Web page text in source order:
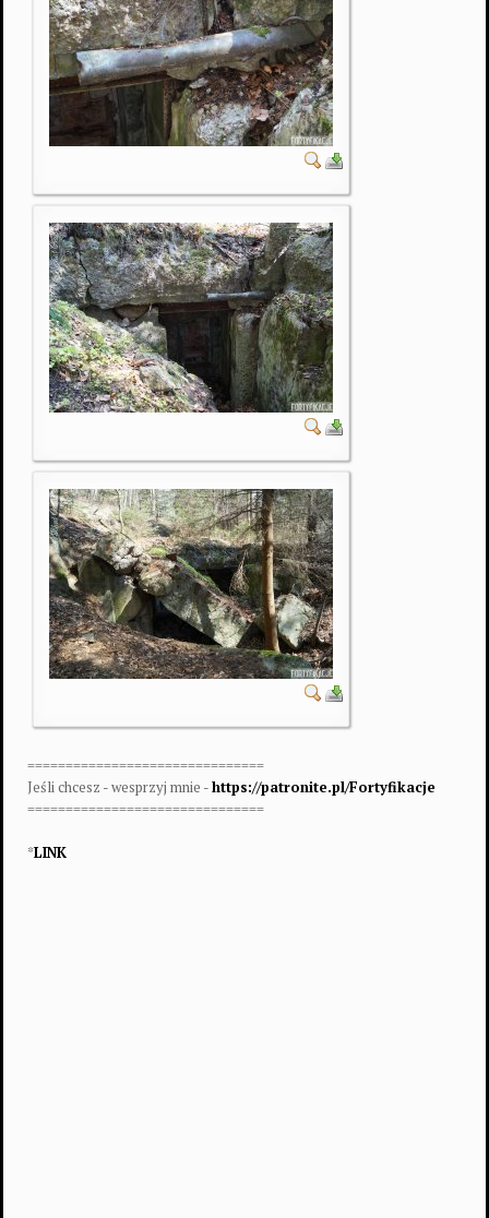
===============================
Jeśli chcesz - wesprzyj mnie -https://patronite.pl/Fortyfikacje
===============================
*LINK